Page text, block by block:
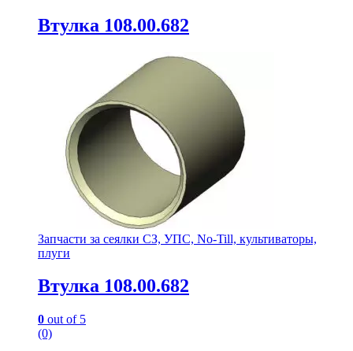
Втулка 108.00.682
Запчасти за сеялки СЗ, УПС, No-Till, культиваторы,
плуги
Втулка 108.00.682
0 out of 5
(0)